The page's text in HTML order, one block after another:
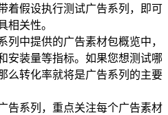
着假设执行测试广告系列，即可
关性。
中提供的广告素材包概览中，
安装量等指标。如果您想测试哪
么转化率就将是广告系列的主要
告系列，重点关注每个广告素材